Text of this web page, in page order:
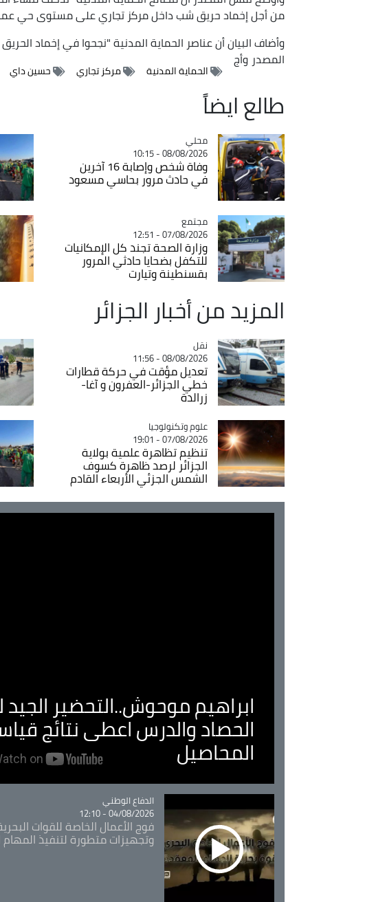
من أجل إخماد حريق شب داخل مركز تجاري على مستوى حي
وأضاف البيان أن عناصر الحماية المدنية "نجحوا في إخماد
المصدر وأج
الحماية المدنية مركز تجاري حسين داي
طالع ايضاً
Catégorie
محلي
08/08/2026 - 10:15
وفاة شخص وإصابة 16 آخرين
في حادث مرور بحاسي مسعود
Catégorie
مجتمع
07/08/2026 - 12:51
وزارة الصحة تجند كل الإمكانيات
للتكفل بضحايا حادثي المرور
بقسنطينة وتيارت
المزيد من أخبار الجزائر
Catégorie
نقل
08/08/2026 - 11:56
تعديل مؤقت في حركة قطارات
خطي الجزائر-العفرون و آغا-
زرالدة
Catégorie
علوم وتكنولوجيا
07/08/2026 - 19:01
تنظيم تظاهرة علمية بولاية
الجزائر لرصد ظاهرة كسوف
الشمس الجزئي الأربعاء القادم
ابراهيم موحوش..التحضير
الحصاد والدرس اعطى نتائج
المحاصيل
Catégorie
الدفاع الوطني
04/08/2026 - 12:10
فوج الأعمال الخاصة للقوات
وتجهيزات متطورة لتنفيذ